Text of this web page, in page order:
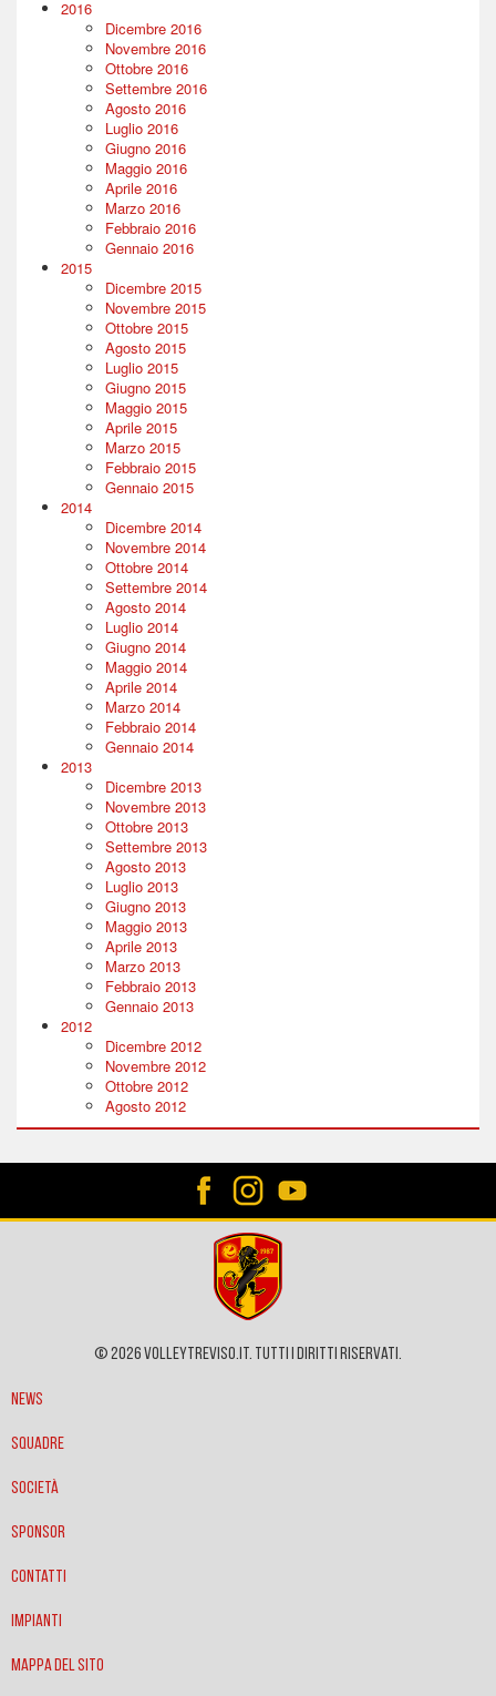
2016
Dicembre 2016
Novembre 2016
Ottobre 2016
Settembre 2016
Agosto 2016
Luglio 2016
Giugno 2016
Maggio 2016
Aprile 2016
Marzo 2016
Febbraio 2016
Gennaio 2016
2015
Dicembre 2015
Novembre 2015
Ottobre 2015
Agosto 2015
Luglio 2015
Giugno 2015
Maggio 2015
Aprile 2015
Marzo 2015
Febbraio 2015
Gennaio 2015
2014
Dicembre 2014
Novembre 2014
Ottobre 2014
Settembre 2014
Agosto 2014
Luglio 2014
Giugno 2014
Maggio 2014
Aprile 2014
Marzo 2014
Febbraio 2014
Gennaio 2014
2013
Dicembre 2013
Novembre 2013
Ottobre 2013
Settembre 2013
Agosto 2013
Luglio 2013
Giugno 2013
Maggio 2013
Aprile 2013
Marzo 2013
Febbraio 2013
Gennaio 2013
2012
Dicembre 2012
Novembre 2012
Ottobre 2012
Agosto 2012
© 2026 VOLLEYTREVISO.IT. Tutti i diritti riservati.
News
Squadre
Società
Sponsor
Contatti
Impianti
Mappa del sito